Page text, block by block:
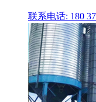
联系电话: 180